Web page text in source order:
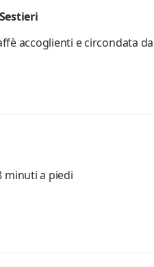
accoglienti e circondata da
minuti a piedi